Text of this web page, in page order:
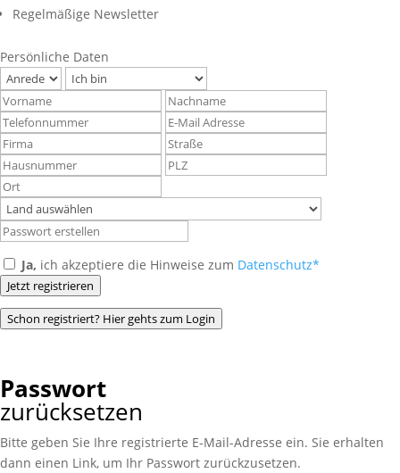
Regelmäßige Newsletter
Persönliche Daten
Ja, ich akzeptiere die Hinweise zum Datenschutz*
Jetzt registrieren
Schon registriert? Hier gehts zum Login
Passwort
zurücksetzen
Bitte geben Sie Ihre registrierte E-Mail-Adresse ein. Sie erhalten
dann einen Link, um Ihr Passwort zurückzusetzen.